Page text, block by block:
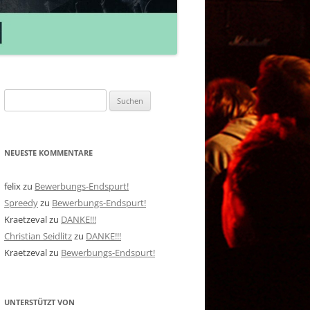
nach:
NEUESTE KOMMENTARE
felixzu Bewerbungs-Endspurt!
Spreedyzu Bewerbungs-Endspurt!
Kraetzevalzu DANKE!!!
Christian Seidlitzzu DANKE!!!
Kraetzevalzu Bewerbungs-Endspurt!
UNTERSTÜTZT VON